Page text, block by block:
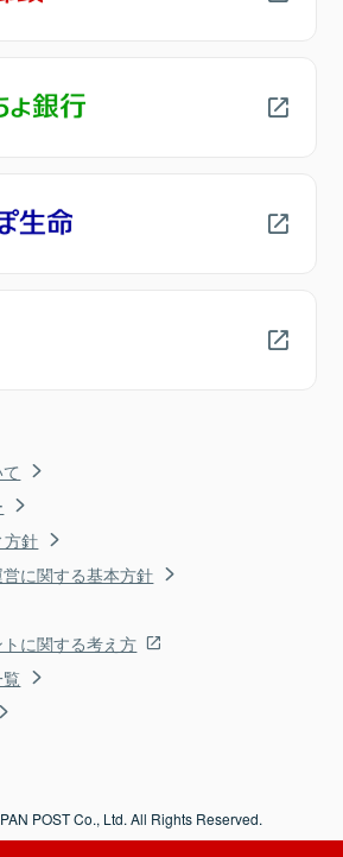
方針
に関する基本方針
に関する考え方
POST Co., Ltd. All Rights Reserved.